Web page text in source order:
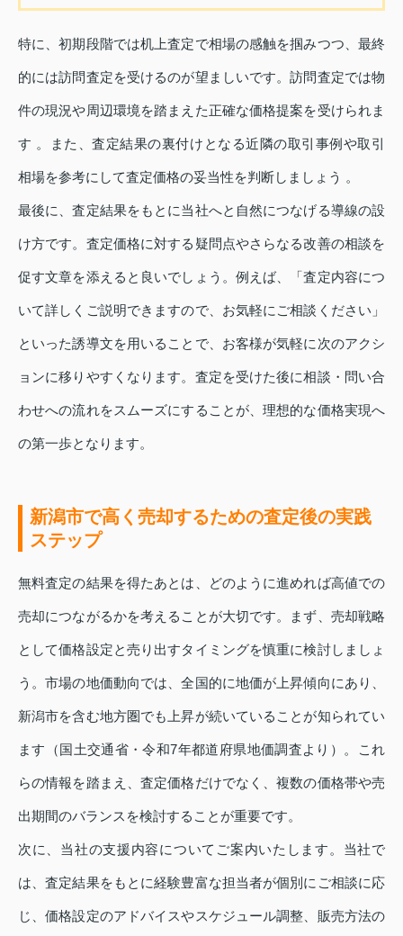
特に、初期段階では机上査定で相場の感触を掴みつつ、最終
的には訪問査定を受けるのが望ましいです。訪問査定では物
件の現況や周辺環境を踏まえた正確な価格提案を受けられま
す 。また、査定結果の裏付けとなる近隣の取引事例や取引
相場を参考にして査定価格の妥当性を判断しましょう 。
最後に、査定結果をもとに当社へと自然につなげる導線の設
け方です。査定価格に対する疑問点やさらなる改善の相談を
促す文章を添えると良いでしょう。例えば、「査定内容につ
いて詳しくご説明できますので、お気軽にご相談ください」
といった誘導文を用いることで、お客様が気軽に次のアクシ
ョンに移りやすくなります。査定を受けた後に相談・問い合
わせへの流れをスムーズにすることが、理想的な価格実現へ
の第一歩となります。
新潟市で高く売却するための査定後の実践
ステップ
無料査定の結果を得たあとは、どのように進めれば高値での
売却につながるかを考えることが大切です。まず、売却戦略
として価格設定と売り出すタイミングを慎重に検討しましょ
う。市場の地価動向では、全国的に地価が上昇傾向にあり、
新潟市を含む地方圏でも上昇が続いていることが知られてい
ます（国土交通省・令和7年都道府県地価調査より）。これ
らの情報を踏まえ、査定価格だけでなく、複数の価格帯や売
出期間のバランスを検討することが重要です。
次に、当社の支援内容についてご案内いたします。当社で
は、査定結果をもとに経験豊富な担当者が個別にご相談に応
じ、価格設定のアドバイスやスケジュール調整、販売方法の